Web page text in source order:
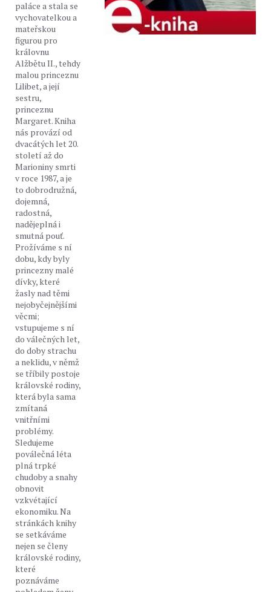
paláce a stala se
vychovatelkou a
mateřskou
figurou pro
královnu
Alžbětu II., tehdy
malou princeznu
Lilibet, a její
sestru,
princeznu
Margaret. Kniha
nás provází od
dvacátých let 20.
století až do
Marioniny smrti
v roce 1987, a je
to dobrodružná,
dojemná,
radostná,
nadějeplná i
smutná pouť.
Prožíváme s ní
dobu, kdy byly
princezny malé
dívky, které
žasly nad těmi
nejobyčejnějšími
věcmi;
vstupujeme s ní
do válečných let,
do doby strachu
a neklidu, v němž
se tříbily postoje
královské rodiny,
která byla sama
zmítaná
vnitřními
problémy.
Sledujeme
poválečná léta
plná trpké
chudoby a snahy
obnovit
vzkvétající
ekonomiku. Na
stránkách knihy
se setkáváme
nejen se členy
královské rodiny,
které
poznáváme